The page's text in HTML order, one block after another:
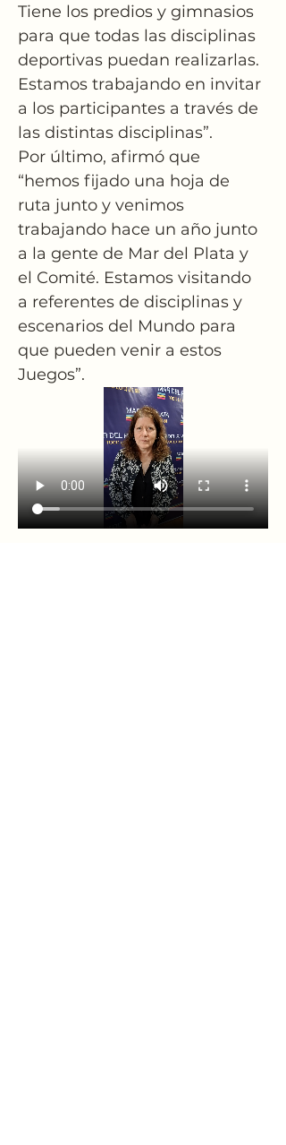
Tiene los predios y gimnasios
para que todas las disciplinas
deportivas puedan realizarlas.
Estamos trabajando en invitar
a los participantes a través de
las distintas disciplinas”.
Por último, afirmó que
“hemos fijado una hoja de
ruta junto y venimos
trabajando hace un año junto
a la gente de Mar del Plata y
el Comité. Estamos visitando
a referentes de disciplinas y
escenarios del Mundo para
que pueden venir a estos
Juegos”.